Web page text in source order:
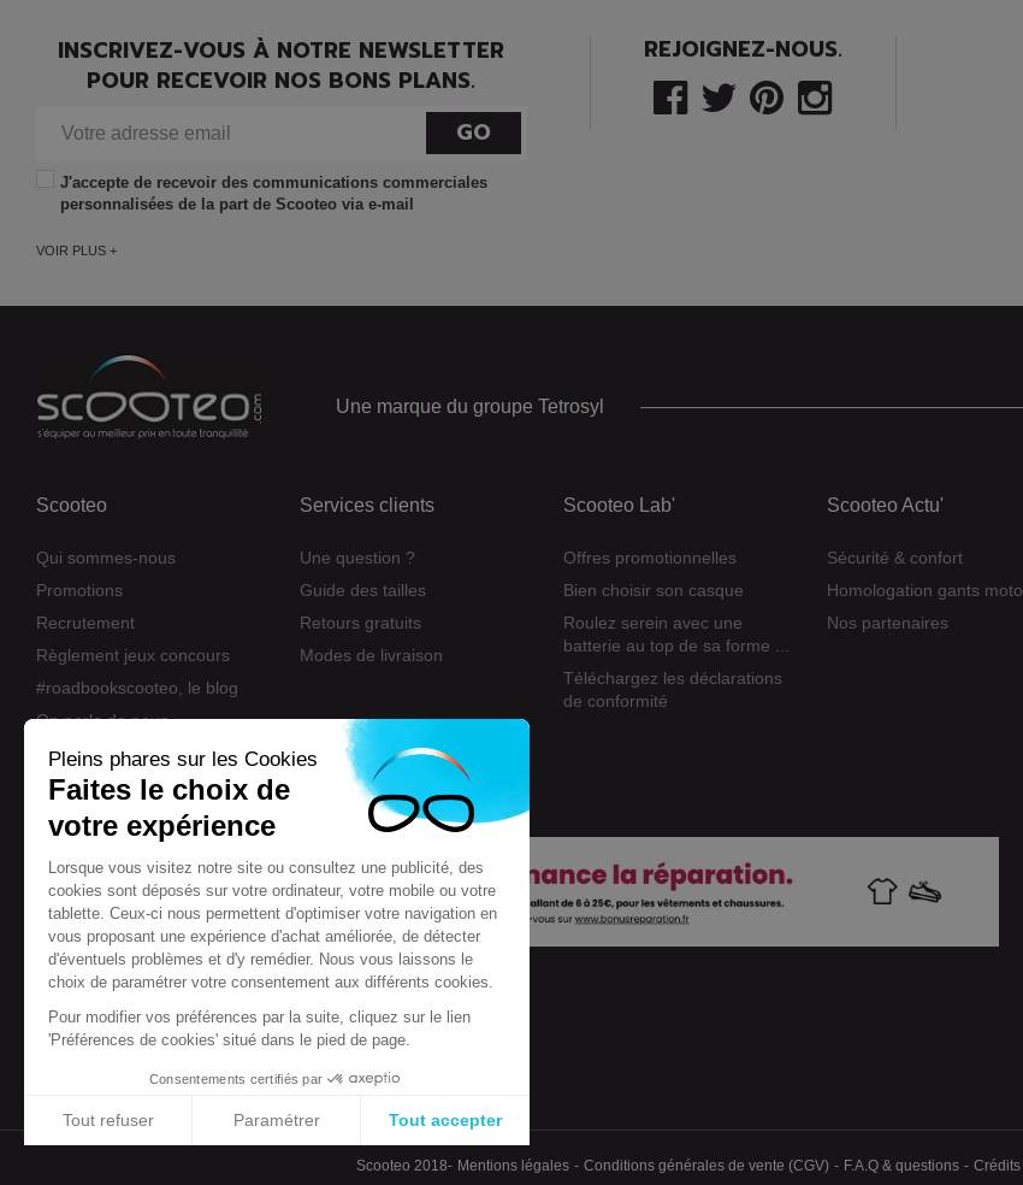
INSCRIVEZ-VOUS À NOTRE NEWSLETTER
POUR RECEVOIR NOS BONS PLANS.
GO
J'accepte de recevoir des communications commerciales
personnalisées de la part de Scooteo via e-mail
VOIR PLUS +
REJOIGNEZ-NOUS.
Une marque du groupe Tetrosyl
Scooteo
Qui sommes-nous
Promotions
Recrutement
Règlement jeux concours
#roadbookscooteo, le blog
On parle de nous
Nos marques
Services clients
Une question ?
Guide des tailles
Retours gratuits
Modes de livraison
Scooteo Lab'
Offres promotionnelles
Bien choisir son casque
Roulez serein avec une
batterie au top de sa forme ...
Téléchargez les déclarations
de conformité
Scooteo Actu'
Sécurité & confort
Homologation gants moto
Nos partenaires
Eco-participation
Scooteo 2018 Mentions légales Conditions générales de vente (CGV) F.A.Q & questions Crédits
Pleins phares sur les Cookies
Faites le choix de
votre expérience
Lorsque vous visitez notre site ou consultez une publicité, des
cookies sont déposés sur votre ordinateur, votre mobile ou votre
tablette. Ceux-ci nous permettent d'optimiser votre navigation en
vous proposant une expérience d'achat améliorée, de détecter
d'éventuels problèmes et d'y remédier. Nous vous laissons le
choix de paramétrer votre consentement aux différents cookies.
Pour modifier vos préférences par la suite, cliquez sur le lien
'Préférences de cookies' situé dans le pied de page.
Consentements certifiés par
Tout refuser Paramétrer Tout accepter
Plateforme de Gestion du Consentement : Personnalisez vos Options